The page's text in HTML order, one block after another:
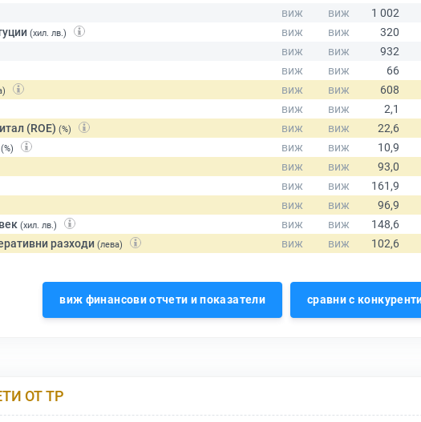
(хил. лв.)
(ROE) (%)
(%)
(хил. лв.)
разходи (лева)
виж финансови отчети и показатели сравни с
ОТ ТР